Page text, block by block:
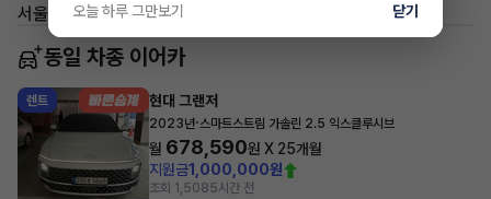
서울 서초구
동일 차종 이어카
렌트 현대 그랜저
2023년·스마트스트림 가솔린 2.5 익스클루시브
월 678,590원 X 25개월
지원금1,000,000원
조회 1,5085시간 전
오늘 하루 그만보기 닫기